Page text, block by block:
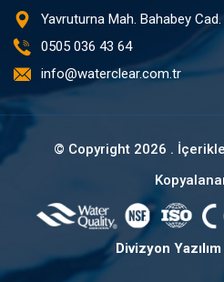
Yavruturna Mah. Bahabey
0505 036 43 64
info@waterclear.com.tr
© Copyright 2026 .
Divizyon